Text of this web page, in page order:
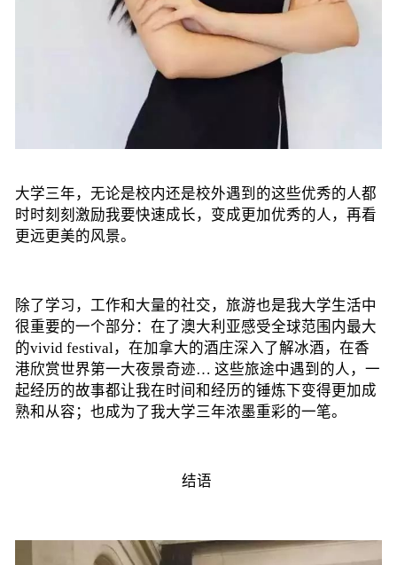
大学三年，无论是校内还是校外遇到的这些优秀的人都
时时刻刻激励我要快速成长，变成更加优秀的人，再看
更远更美的风景。
除了学习，工作和大量的社交，旅游也是我大学生活中
很重要的一个部分：在了澳大利亚感受全球范围内最大
的vivid festival，在加拿大的酒庄深入了解冰酒，在香
港欣赏世界第一大夜景奇迹… 这些旅途中遇到的人，一
起经历的故事都让我在时间和经历的锤炼下变得更加成
熟和从容；也成为了我大学三年浓墨重彩的一笔。
结语